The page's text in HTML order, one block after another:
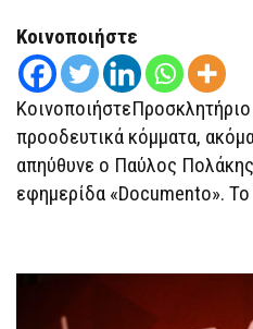
Κοινοποιήστε
προοδευτικά κόμματα,
απηύθυνε ο Παύλος
εφημερίδα «Documento». Το